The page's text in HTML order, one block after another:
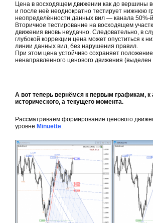
Цена в восходящем движении как до вершины
и после неё неоднократно тестирует нижнюю
неопределённости данных вил — канала 50%-
Вторичное тестирование на восходящем
движения вновь неудачно. Следовательно, в
глубокой коррекции цена может опуститься к
линии данных вил, без нарушения правил.
При этом цена устойчиво сохраняет
ненаправленного ценового движения (выделен
А вот теперь вернёмся к первым графикам, к
исторического, а текущего момента.
Рассматриваем формирование ценового
уровне Minuette